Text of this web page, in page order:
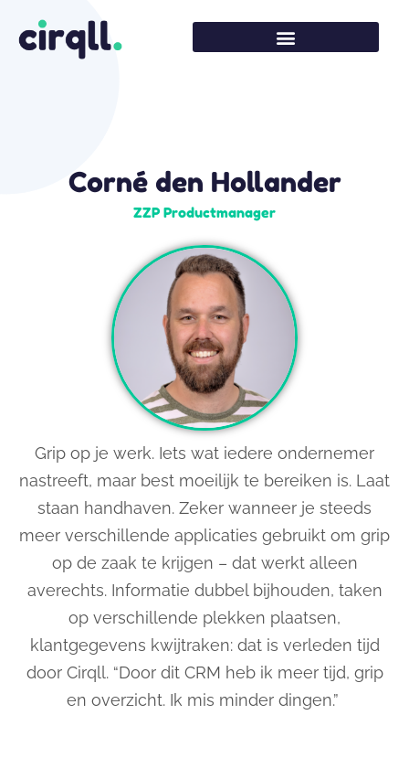
Corné den Hollander
ZZP Productmanager
Grip op je werk. Iets wat iedere ondernemer
nastreeft, maar best moeilijk te bereiken is. L aat
staan handhaven. Zeker wanneer je steeds
meer verschillende applicaties gebruikt om grip
op de zaak te krijgen – dat werkt alleen
averechts. Informatie dubbel bijhouden, taken
op verschillende plekken plaatsen,
klantgegevens kwijtraken: dat is verleden tijd
door Cirqll. “Door dit CRM heb ik meer tijd, grip
en overzicht. Ik mis minder dingen.”